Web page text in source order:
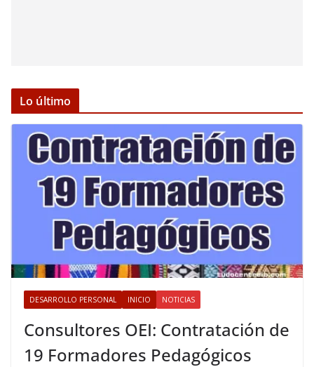
Lo último
DESARROLLO PERSONAL INICIO NOTICIAS
Consultores OEI: Contratación de
19 Formadores Pedagógicos